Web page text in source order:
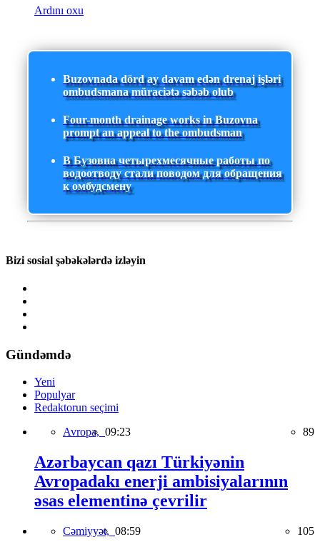
Ardını oxu
Buzovnada dörd ay davam edən drenaj işləri
ombudsmana müraciətə səbəb olub
Four-month drainage works in Buzovna
prompt an appeal to the ombudsman
В Бузовна четырехмесячные работы по
водоотводу стали поводом для обращения
к омбудсмену
Bizi sosial şəbəkələrdə izləyin
Gündəmdə
Yeni
Populyar
Redaktorun seçimi
Avropa, 09:23 89
Azərbaycan qazı Türkiyənin
Avropadakı enerji ambisiyalarının
əsas elementinə çevrilir
Cəmiyyət, 08:59 105